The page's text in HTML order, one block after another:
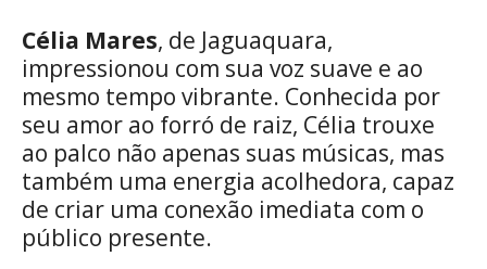
Célia Mares, de Jaguaquara,
impressionou com sua voz suave e ao
mesmo tempo vibrante. Conhecida por
seu amor ao forró de raiz, Célia trouxe
ao palco não apenas suas músicas, mas
também uma energia acolhedora, capaz
de criar uma conexão imediata com o
público presente.